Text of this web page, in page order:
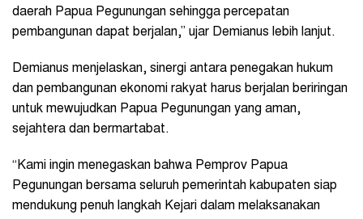
daerah Papua Pegunungan sehingga percepatan
pembangunan dapat berjalan,” ujar Demianus lebih lanjut.
Demianus menjelaskan, sinergi antara penegakan hukum
dan pembangunan ekonomi rakyat harus berjalan beriringan
untuk mewujudkan Papua Pegunungan yang aman,
sejahtera dan bermartabat.
“Kami ingin menegaskan bahwa Pemprov Papua
Pegunungan bersama seluruh pemerintah kabupaten siap
mendukung penuh langkah Kejari dalam melaksanakan